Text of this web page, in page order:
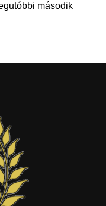
második